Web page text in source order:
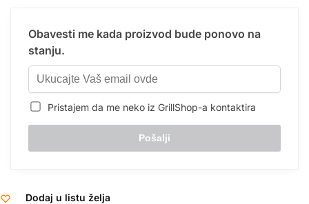
Obavesti me kada proizvod bude ponovo na
stanju.
Pristajem da me neko iz GrillShop-a kontaktira
Dodaj u listu želja